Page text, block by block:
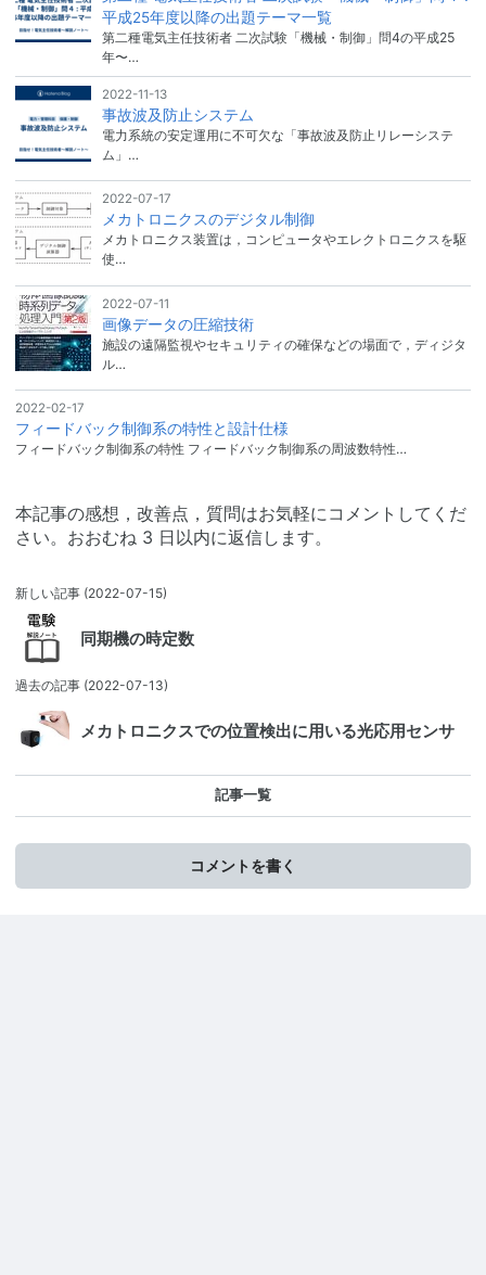
平成25年度以降の出題テーマ一覧
第二種電気主任技術者 二次試験「機械・制御」問4の平成25
年〜…
2022-11-13
事故波及防止システム
電力系統の安定運用に不可欠な「事故波及防止リレーシステ
ム」…
2022-07-17
メカトロニクスのデジタル制御
メカトロニクス装置は，コンピュータやエレクトロニクスを駆
使…
2022-07-11
画像データの圧縮技術
施設の遠隔監視やセキュリティの確保などの場面で，ディジタ
ル…
2022-02-17
フィードバック制御系の特性と設計仕様
フィードバック制御系の特性 フィードバック制御系の周波数特性…
本記事の感想，改善点，質問はお気軽にコメントしてくだ
さい。おおむね 3 日以内に返信します。
新しい記事 (2022-07-15)
同期機の時定数
過去の記事 (2022-07-13)
メカトロニクスでの位置検出に用いる光応用センサ
記事一覧
コメントを書く